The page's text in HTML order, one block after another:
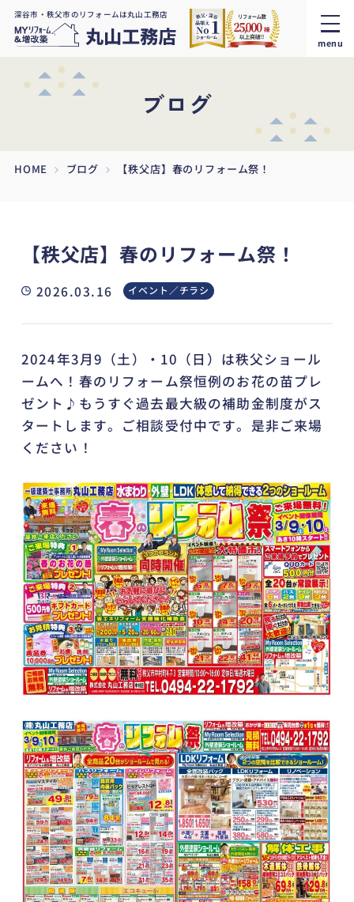
深谷市・秩父市のリフォームは丸山工務店
menu
ブログ
HOME ブログ 【秩父店】春のリフォーム祭！
【秩父店】春のリフォーム祭！
2026.03.16 イベント／チラシ
2024年3月9（土）・10（日）は秩父ショール
ームへ！春のリフォーム祭恒例のお花の苗プレ
ゼント♪もうすぐ過去最大級の補助金制度がス
タートします。ご相談受付中です。是非ご来場
ください！